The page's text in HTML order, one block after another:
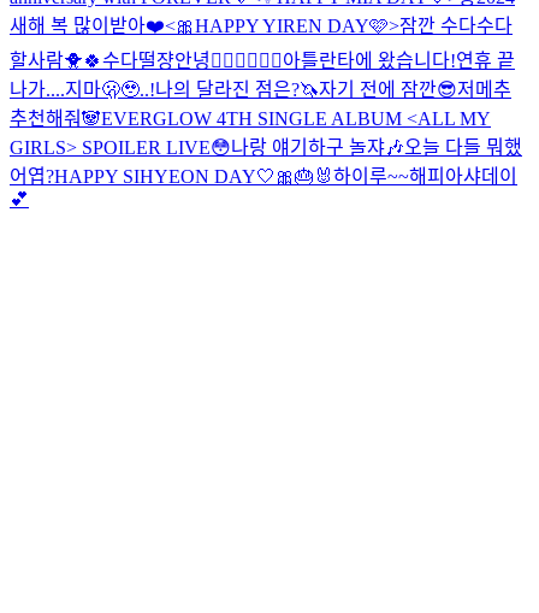
새해 복 많이받아❤️<🎀HAPPY YIREN DAY🩷>잠깐 수다수다
할사람🐥🍀수다떨쟝안녕✌🏻✌🏻✌🏻아틀란타에 왔습니다!연휴 끝
나가....지마🫢🥹..!나의 달라진 점은?🦄자기 전에 잠깐😎저메추
추천해줘🐼EVERGLOW 4TH SINGLE ALBUM <ALL MY
GIRLS> SPOILER LIVE😳나랑 얘기하구 놀쟈🎶오늘 다들 뭐했
어엽?HAPPY SIHYEON DAY🤍🎀🎂🐰하이루~~해피아샤데이
💕